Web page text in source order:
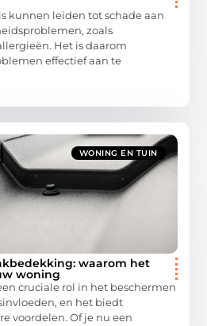
kunnen leiden tot schade aan
zoals
Het is daarom
effectief aan te
WONING EN TUIN
waarom het
woning
cruciale rol in het beschermen
en het biedt
voordelen. Of je nu een